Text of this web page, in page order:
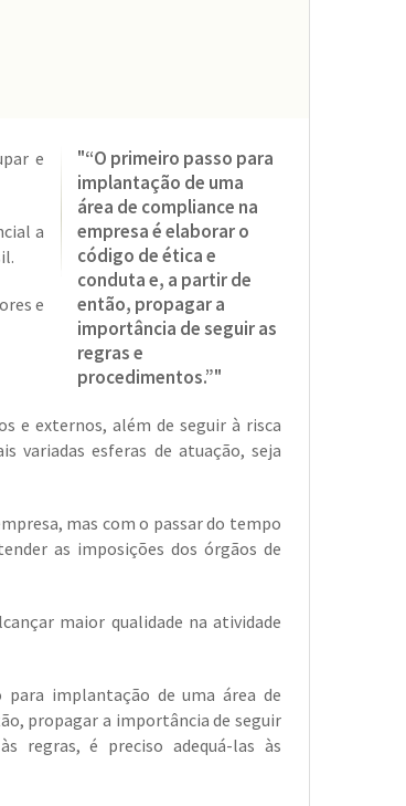
"“O primeiro passo para
implantação de uma
área de compliance na
empresa é elaborar o
código de ética e
conduta e, a partir de
então, propagar a
importância de seguir as
regras e
procedimentos.”"
e
a
e
e externos, além de seguir à risca
variadas esferas de atuação, seja
mas com o passar do tempo
as imposições dos órgãos de
maior qualidade na atividade
implantação de uma área de
propagar a importância de seguir
regras, é preciso adequá-las às